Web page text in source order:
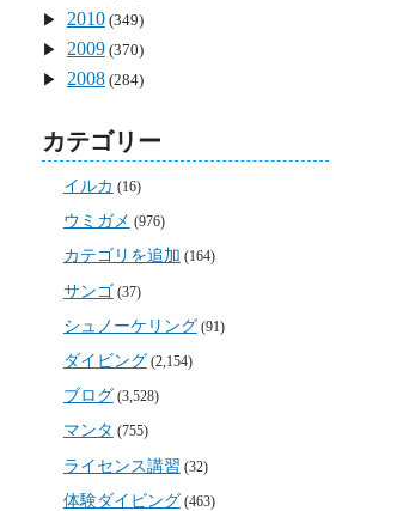
2010(349)
2009(370)
2008(284)
カテゴリー
イルカ (16)
ウミガメ (976)
カテゴリを追加 (164)
サンゴ(37)
シュノーケリング(91)
ダイビング (2,154)
ブログ (3,528)
マンタ (755)
ライセンス講習 (32)
体験ダイビング(463)